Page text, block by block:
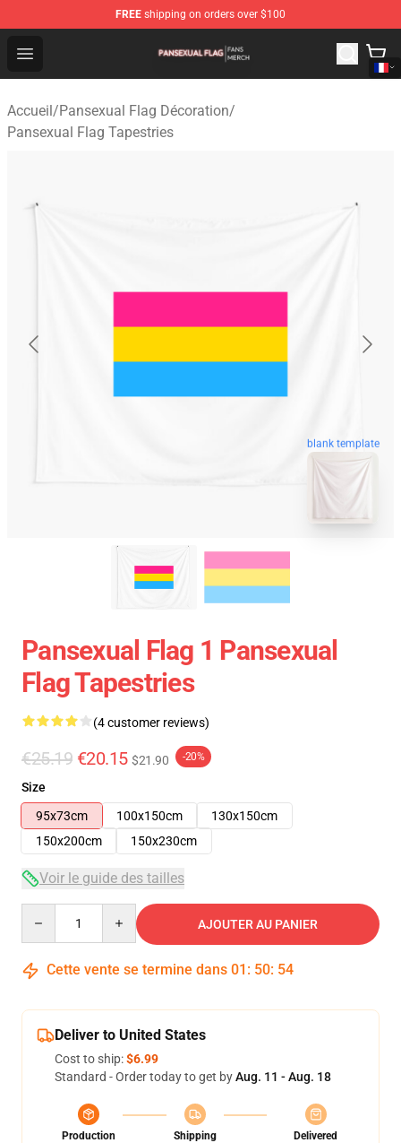
FREE shipping on orders over $100
Open menu
Pansexual Flag Shop - Official Pansexual Flag
Accueil/Pansexual Flag Décoration/
Pansexual Flag Tapestries
blank template
Pansexual Flag 1 Pansexual
Flag Tapestries
(4 customer reviews)
€25.19 €20.15 $21.90 -20%
Size
95x73cm
100x150cm
130x150cm
150x200cm
150x230cm
Voir le guide des tailles
AJOUTER AU PANIER
Cette vente se termine dans 01 : 50: 53
Deliver to United States
Cost to ship:$6.99
Standard - Order today to get byAug. 11 - Aug. 18
Production
Shipping
Delivered